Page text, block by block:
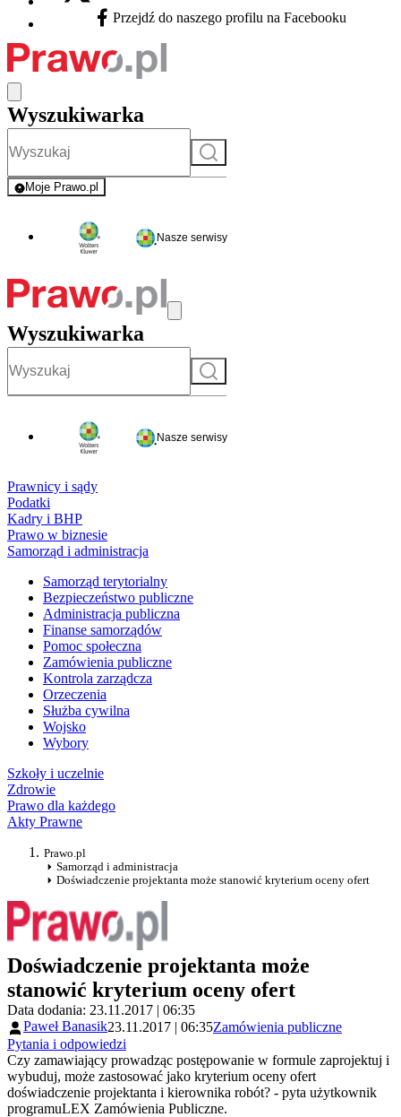
Facebook - otwiera się w nowej karcie
Przejdź do naszego profilu na Facebooku
Wyszukiwarka
Szukaj
Moje Prawo.pl
- rejestracja i logowanie do serwisu
Nasze serwisy
Wyszukiwarka
Szukaj
Nasze serwisy
Prawnicy i sądy
Podatki
Kadry i BHP
Prawo w biznesie
Samorząd i administracja
Samorząd terytorialny
Bezpieczeństwo publiczne
Administracja publiczna
Finanse samorządów
Pomoc społeczna
Zamówienia publiczne
Kontrola zarządcza
Orzeczenia
Służba cywilna
Wojsko
Wybory
Szkoły i uczelnie
Zdrowie
Prawo dla każdego
Akty Prawne
Prawo.pl
Samorząd i administracja
Doświadczenie projektanta może stanowić kryterium oceny ofert
Doświadczenie projektanta może
stanowić kryterium oceny ofert
Data dodania: 23.11.2017 | 06:35
Paweł Banasik23.11.2017 | 06:35Zamówienia publiczne
Pytania i odpowiedzi
Czy zamawiający prowadząc postępowanie w formule zaprojektuj i
wybuduj, może zastosować jako kryterium oceny ofert
doświadczenie projektanta i kierownika robót? - pyta użytkownik
programuLEX Zamówienia Publiczne.